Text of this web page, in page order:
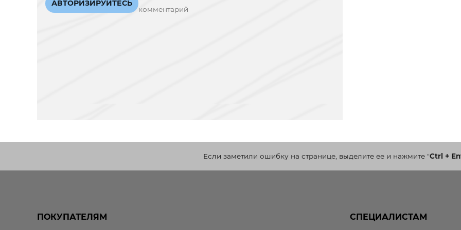
АВТОРИЗИРУЙТЕСЬ
комментарий
Если заметили ошибку на странице, выделите ее и нажмите"Ctrl +
ПОКУПАТЕЛЯМ СПЕЦИАЛИСТАМ